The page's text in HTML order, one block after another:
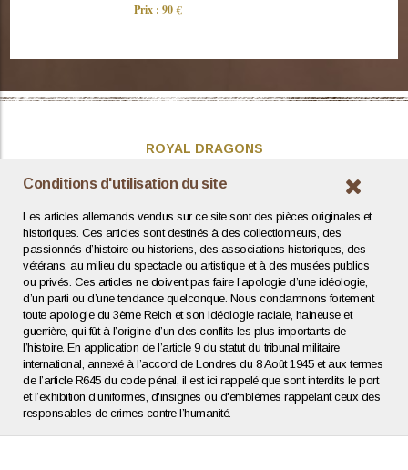
Conditions d'utilisation du site
Les articles allemands vendus sur ce site sont des pièces originales et
historiques. Ces articles sont destinés à des collectionneurs, des
passionnés d’histoire ou historiens, des associations historiques, des
vétérans, au milieu du spectacle ou artistique et à des musées publics
ou privés. Ces articles ne doivent pas faire l’apologie d’une idéologie,
d’un parti ou d’une tendance quelconque. Nous condamnons fortement
toute apologie du 3ème Reich et son idéologie raciale, haineuse et
guerrière, qui fût à l’origine d’un des conflits les plus importants de
l’histoire. En application de l’article 9 du statut du tribunal militaire
international, annexé à l’accord de Londres du 8 Août 1945 et aux termes
de l’article R645 du code pénal, il est ici rappelé que sont interdits le port
et l’exhibition d’uniformes, d'insignes ou d'emblèmes rappelant ceux des
responsables de crimes contre l’humanité.
Prix : 90 €
ROYAL DRAGONS
Présentation
Contact / Coordonnées
INFOS UTILES
Expertise / Estimation
Conditions générales
Mentions légales
Politique de confidentialité
Agence web : Human To Computer